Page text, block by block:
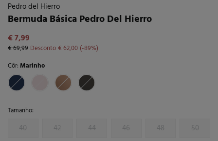
Pedro del Hierro
Bermuda Básica Pedro Del Hierro
€ 7,99
€ 69,99 Desconto€ 62,00
89
Côr:Marinho
Tamanho:
40 42 44 46 48
50